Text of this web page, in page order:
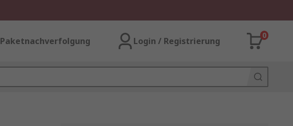
Paketnachverfolgung Login / Registrierung
0